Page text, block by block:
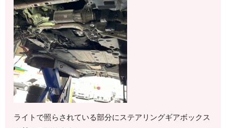
ライトで照らされている部分にステアリングギアボックス